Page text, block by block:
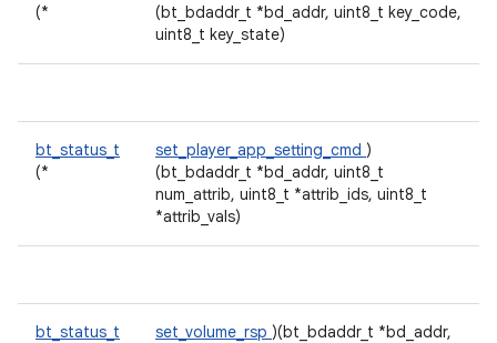
(*
(bt_bdaddr_t *bd_addr, uint8_t key_code,
uint8_t key_state)
bt_status_t
(*
set_player_app_setting_cmd )
(bt_bdaddr_t *bd_addr, uint8_t
num_attrib, uint8_t *attrib_ids, uint8_t
*attrib_vals)
bt_status_t
set_volume_rsp )(bt_bdaddr_t *bd_addr,